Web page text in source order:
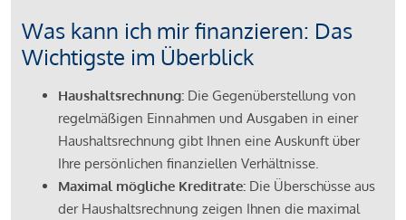
Was kann ich mir finanzieren: Das
Wichtigste im Überblick
Haushaltsrechnung: Die Gegenüberstellung von
regelmäßigen Einnahmen und Ausgaben in einer
Haushaltsrechnung gibt Ihnen eine Auskunft über
Ihre persönlichen finanziellen Verhältnisse.
Maximal mögliche Kreditrate: Die Überschüsse aus
der Haushaltsrechnung zeigen Ihnen die maximal